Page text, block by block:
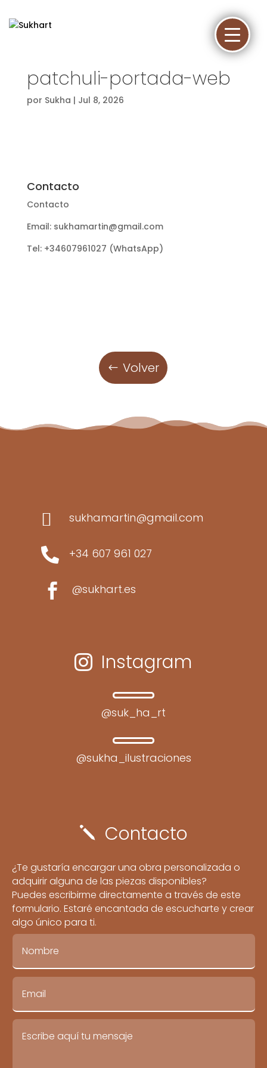
patchuli-portada-web
por Sukha | Jul 8, 2026
Contacto
Contacto
Email: sukhamartin@gmail.com
Tel: +34607961027 (WhatsApp)
Volver
 sukhamartin@gmail.com
 +34 607 961 027
 @sukhart.es
 Instagram
@suk_ha_rt
@sukha_ilustraciones
j Contacto
¿Te gustaría encargar una obra personalizada o
adquirir alguna de las piezas disponibles?
Puedes escribirme directamente a través de este
formulario. Estaré encantada de escucharte y crear
algo único para ti.